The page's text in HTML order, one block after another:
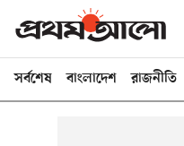
সর্বশেষ বাংলাদেশ রাজনীতি